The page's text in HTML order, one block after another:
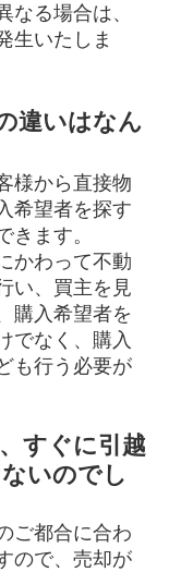
なる場合は、
生いたしま
違いはなん
様から直接物
希望者を探す
きます。
かわって不動
い、買主を見
購入希望者を
でなく、購入
も行う必要が
すぐに引越
いのでし
ご都合に合わ
ので、売却が